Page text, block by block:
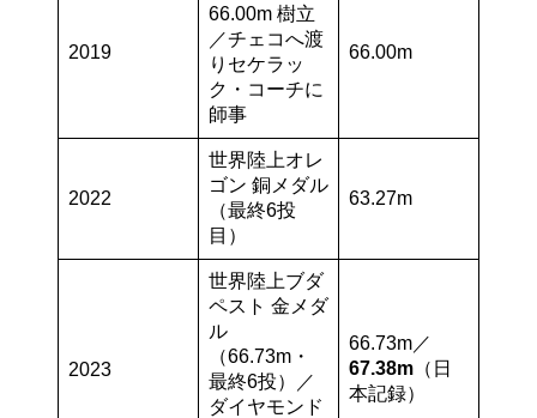
2019
66.00m 樹立
／チェコへ渡
りセケラッ
ク・コーチに
師事
66.00m
2022
世界陸上オレ
ゴン 銅メダル
（最終6投
目）
63.27m
2023
世界陸上ブダ
ペスト 金メダ
ル
（66.73m・
最終6投）／
ダイヤモンド
66.73m／
67.38m （日
本記録）